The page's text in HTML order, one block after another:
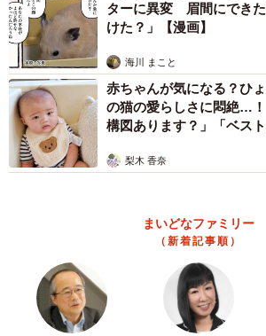
…と思ったら、一瞬でポケットにお戻りに（画像
今回話題になった桜文鳥さんは2020年
のこくんといい、2020年12月末生まれ
ターに異変 眉間にでき
けた？」【漫画】
海川 まこと
赤ちゃんが気になる？ひ
の猫の愛らしさに悶絶…
構図あります？」「ベス
梨木 香奈
まいどなファミリー
（新着記事順）